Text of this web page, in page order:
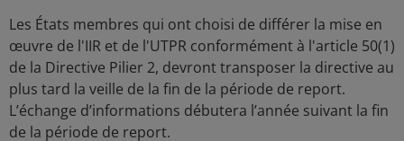
Les États membres qui ont choisi de différer la mise en
œuvre de l'IIR et de l'UTPR conformément à l'article 50(1)
de la Directive Pilier 2, devront transposer la directive au
plus tard la veille de la fin de la période de report.
L’échange d’informations débutera l’année suivant la fin
de la période de report.